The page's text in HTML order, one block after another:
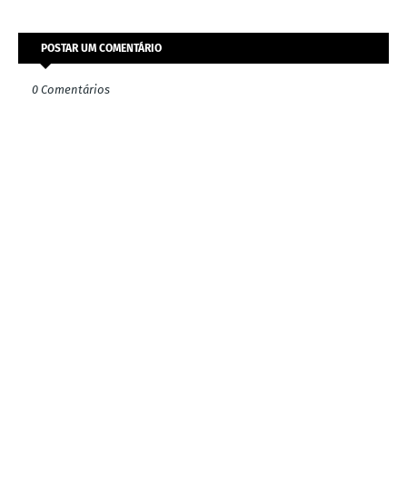
POSTAR UM COMENTÁRIO
0 Comentários